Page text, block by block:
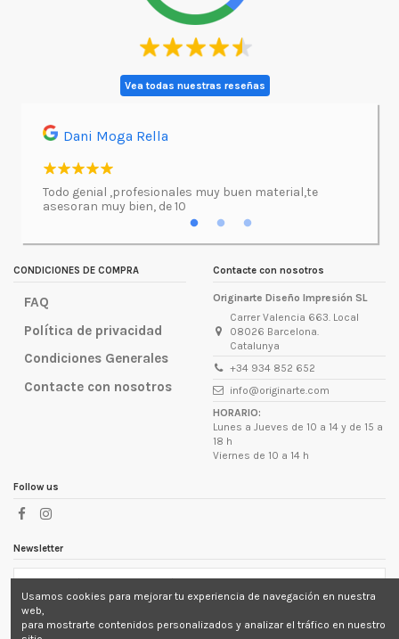
Vea todas nuestras reseñas
Dani Moga Rella
Todo genial ,profesionales muy buen material,te
asesoran muy bien, de 10
lugar
CONDICIONES DE COMPRA
FAQ
Política de privacidad
Condiciones Generales
Contacte con nosotros
Contacte con nosotros
Originarte Diseño Impresión SL
Carrer Valencia 663. Local
08026 Barcelona.
Catalunya
+34 934 852 652
info@originarte.com
HORARIO:
Lunes a Jueves de 10 a 14 y de 15 a
18 h
Viernes de 10 a 14 h
Follow us
Newsletter
Puede darse de baja en cualquier momento. Para ello,
consulte nuestra información de contacto en el aviso
legal.
Usamos cookies para mejorar tu experiencia de navegación en nuestra
web,
para mostrarte contenidos personalizados y analizar el tráfico en nuestro